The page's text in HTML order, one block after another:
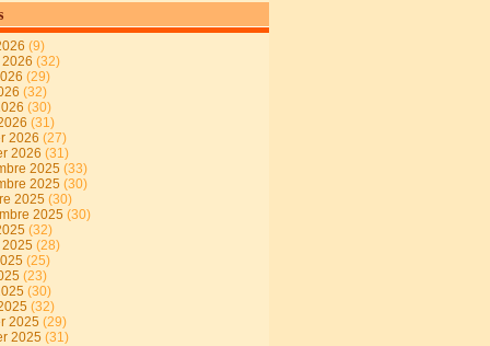
(9)
(32)
(29)
(32)
(30)
(31)
2026 (27)
2026 (31)
2025 (33)
2025 (30)
2025 (30)
2025 (30)
(32)
(28)
(25)
(23)
(30)
(32)
2025 (29)
2025 (31)